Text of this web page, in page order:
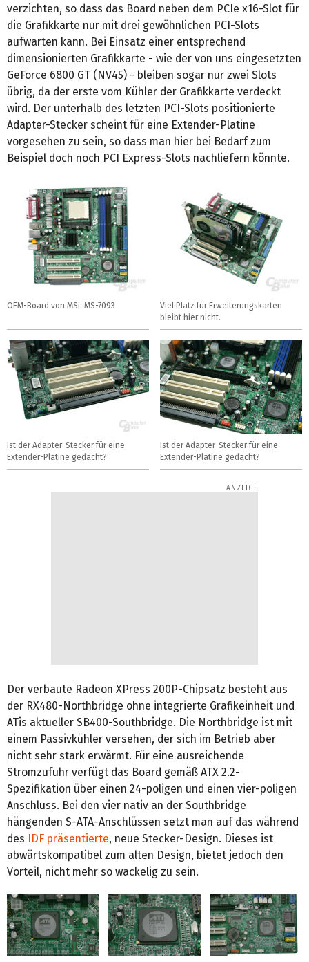
verzichten, so dass das Board neben dem PCIe x16-Slot für
die Grafikkarte nur mit drei gewöhnlichen PCI-Slots
aufwarten kann. Bei Einsatz einer entsprechend
dimensionierten Grafikkarte - wie der von uns eingesetzten
GeForce 6800 GT (NV45) - bleiben sogar nur zwei Slots
übrig, da der erste vom Kühler der Grafikkarte verdeckt
wird. Der unterhalb des letzten PCI-Slots positionierte
Adapter-Stecker scheint für eine Extender-Platine
vorgesehen zu sein, so dass man hier bei Bedarf zum
Beispiel doch noch PCI Express-Slots nachliefern könnte.
OEM-Board von MSi: MS-7093
Viel Platz für Erweiterungskarten
bleibt hier nicht.
Ist der Adapter-Stecker für eine
Extender-Platine gedacht?
Ist der Adapter-Stecker für eine
Extender-Platine gedacht?
Der verbaute Radeon XPress 200P-Chipsatz besteht aus
der RX480-Northbridge ohne integrierte Grafikeinheit und
ATis aktueller SB400-Southbridge. Die Northbridge ist mit
einem Passivkühler versehen, der sich im Betrieb aber
nicht sehr stark erwärmt. Für eine ausreichende
Stromzufuhr verfügt das Board gemäß ATX 2.2-
Spezifikation über einen 24-poligen und einen vier-poligen
Anschluss. Bei den vier nativ an der Southbridge
hängenden S-ATA-Anschlüssen setzt man auf das während
des
IDF präsentierte, neue Stecker-Design. Dieses ist
abwärtskompatibel zum alten Design, bietet jedoch den
Vorteil, nicht mehr so wackelig zu sein.